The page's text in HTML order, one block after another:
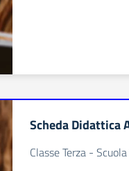
Scheda Didattica
Classe Terza -